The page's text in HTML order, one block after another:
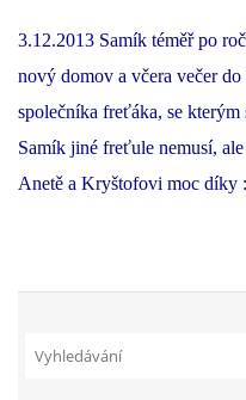
3.12.2013 Samík téměř po
nový domov a včera večer
společníka freťáka, se kterým
Samík jiné freťule nemusí,
Anetě a Kryštofovi moc díky